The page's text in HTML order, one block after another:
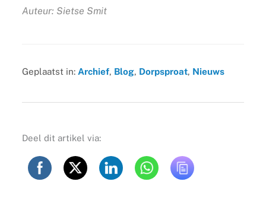
Auteur: Sietse Smit
Geplaatst in: Archief, Blog, Dorpsproat, Nieuws
Deel dit artikel via: